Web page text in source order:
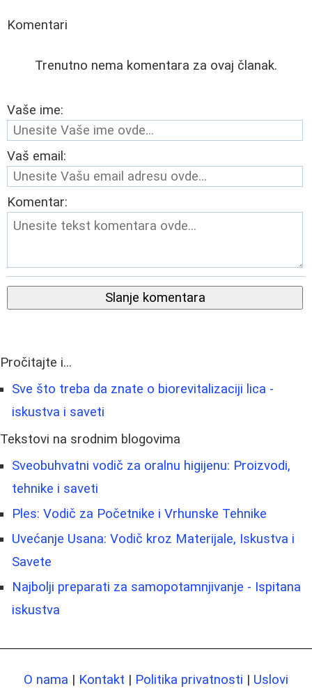
Komentari
Trenutno nema komentara za ovaj članak.
Vaše ime:
Vaš email:
Komentar:
Slanje komentara
Pročitajte i...
Sve što treba da znate o biorevitalizaciji lica -
iskustva i saveti
Tekstovi na srodnim blogovima
Sveobuhvatni vodič za oralnu higijenu: Proizvodi,
tehnike i saveti
Ples: Vodič za Početnike i Vrhunske Tehnike
Uvećanje Usana: Vodič kroz Materijale, Iskustva i
Savete
Najbolji preparati za samopotamnjivanje - Ispitana
iskustva
O nama | Kontakt | Politika privatnosti | Uslovi